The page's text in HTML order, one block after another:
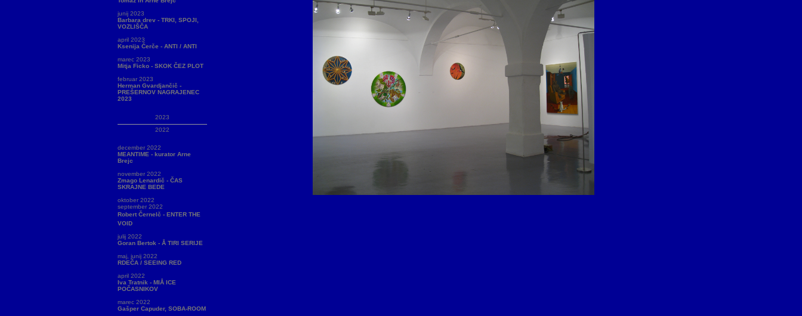
junij 2023
Barbara drev - TRKI, SPOJI,
VOZLIŠČA
april 2023
Ksenija Čerče - ANTI / ANTI
marec 2023
Mitja Ficko - SKOK ČEZ PLOT
februar 2023
Herman Gvardjančič -
PREŠERNOV NAGRAJENEC
2023
2023
2022
december 2022
MEANTIME - kurator Arne
Brejc
november 2022
Zmago Lenardič - ČAS
SKRAJNE BEDE
oktober 2022
september 2022
Robert Černelč - ENTER THE
VOID
julij 2022
Goran Bertok - Å TIRI SERIJE
maj, junij 2022
RDEČA / SEEING RED
april 2022
Iva Tratnik - MIÅ ICE
POČASNIKOV
marec 2022
Gašper Capuder, SOBA-ROOM